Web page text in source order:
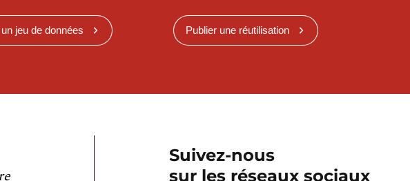
jeu de données Publier une réutilisation
Suivez-nous
sur les réseaux sociaux